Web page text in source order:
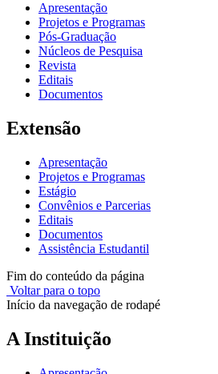
Apresentação
Projetos e Programas
Pós-Graduação
Núcleos de Pesquisa
Revista
Editais
Documentos
Extensão
Apresentação
Projetos e Programas
Estágio
Convênios e Parcerias
Editais
Documentos
Assistência Estudantil
Fim do conteúdo da página
Voltar para o topo
Início da navegação de rodapé
A Instituição